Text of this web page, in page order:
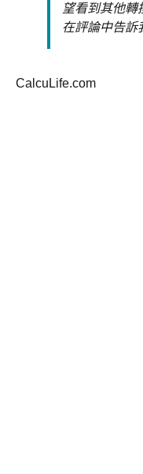
望看到其他轉
在評論中告訴
CalcuLife.com